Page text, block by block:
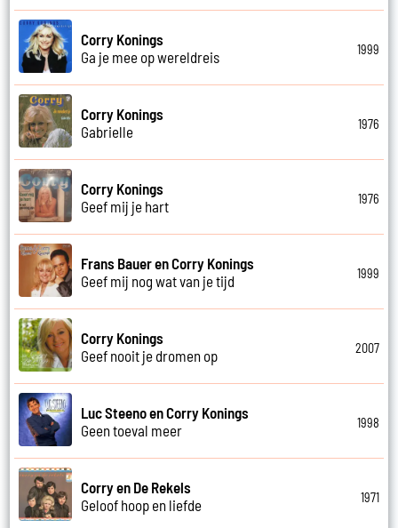
Corry Konings
Ga je mee op wereldreis
1999
Corry Konings
Gabrielle
1976
Corry Konings
Geef mij je hart
1976
Frans Bauer en Corry Konings
Geef mij nog wat van je tijd
1999
Corry Konings
Geef nooit je dromen op
2007
Luc Steeno en Corry Konings
Geen toeval meer
1998
Corry en De Rekels
Geloof hoop en liefde
1971